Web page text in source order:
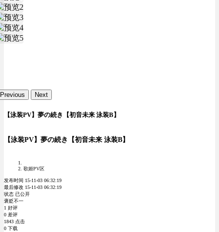
Previous Next
【泳装PV】夢の続き【初音未来 泳装B】
【泳装PV】夢の続き【初音未来 泳装B】
歌姬PV区
发布时间 15-11-03 06:32:19
最后修改 15-11-03 06:32:19
状态 已公开
褒贬不一
1 好评
0 差评
1843 点击
0 下载